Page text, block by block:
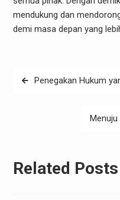
mendukung dan
demi masa depan yang
PostPenegakan Hukum
Menuju
Related Posts